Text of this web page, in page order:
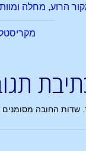
הרוע, מחלה ומוות
שדות החובה מסומנים